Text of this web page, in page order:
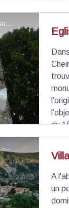
en plein écran
village de
(1778m
épicerie
Danse verticale sur l'église lors de la Fête du Parc - ©PNR Préalpes d'Azur
en plein écran
du
de Saint-Pierre.
Vue sur le village - ©Ellen Teurlings - PNR Préalpes d'Azur
A
un